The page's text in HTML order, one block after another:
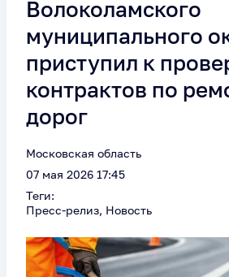
Волоколамского
муниципального
приступил к
контрактов по
дорог
Московская область
07 мая 2026 17:45
Теги:
Пресс-релиз, Новость